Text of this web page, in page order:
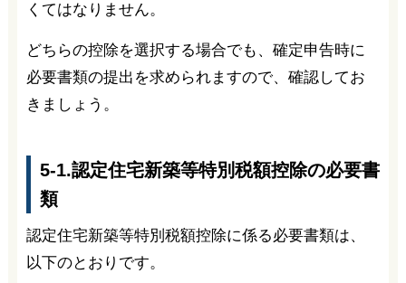
くてはなりません。
どちらの控除を選択する場合でも、確定申告時に
必要書類の提出を求められますので、確認してお
きましょう。
5-1.認定住宅新築等特別税額控除の必要書
類
認定住宅新築等特別税額控除に係る必要書類は、
以下のとおりです。